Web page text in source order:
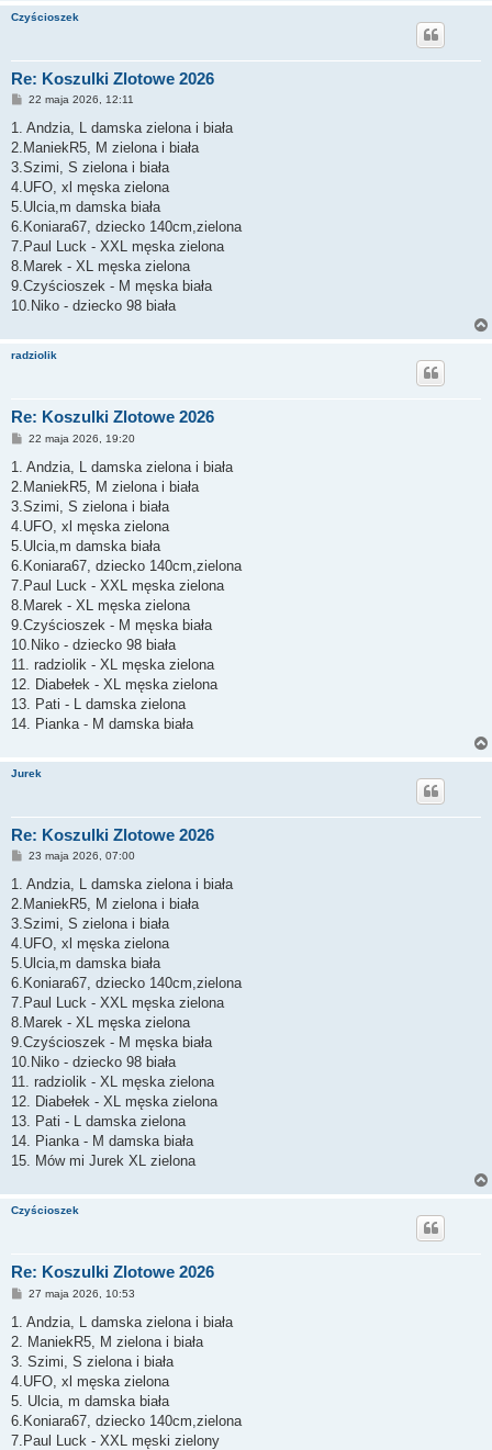
Czyścioszek
Re: Koszulki Zlotowe 2026
P
s
22 maja 2026, 12:11
1. Andzia, L damska zielona i biała
2.ManiekR5, M zielona i biała
3.Szimi, S zielona i biała
4.UFO, xl męska zielona
5.Ulcia,m damska biała
6.Koniara67, dziecko 140cm,zielona
7.Paul Luck - XXL męska zielona
8.Marek - XL męska zielona
9.Czyścioszek - M męska biała
10.Niko - dziecko 98 biała
radziolik
Re: Koszulki Zlotowe 2026
P
s
22 maja 2026, 19:20
1. Andzia, L damska zielona i biała
2.ManiekR5, M zielona i biała
3.Szimi, S zielona i biała
4.UFO, xl męska zielona
5.Ulcia,m damska biała
6.Koniara67, dziecko 140cm,zielona
7.Paul Luck - XXL męska zielona
8.Marek - XL męska zielona
9.Czyścioszek - M męska biała
10.Niko - dziecko 98 biała
11. radziolik - XL męska zielona
12. Diabełek - XL męska zielona
13. Pati - L damska zielona
14. Pianka - M damska biała
Jurek
Re: Koszulki Zlotowe 2026
P
s
23 maja 2026, 07:00
1. Andzia, L damska zielona i biała
2.ManiekR5, M zielona i biała
3.Szimi, S zielona i biała
4.UFO, xl męska zielona
5.Ulcia,m damska biała
6.Koniara67, dziecko 140cm,zielona
7.Paul Luck - XXL męska zielona
8.Marek - XL męska zielona
9.Czyścioszek - M męska biała
10.Niko - dziecko 98 biała
11. radziolik - XL męska zielona
12. Diabełek - XL męska zielona
13. Pati - L damska zielona
14. Pianka - M damska biała
15. Mów mi Jurek XL zielona
Czyścioszek
Re: Koszulki Zlotowe 2026
P
s
27 maja 2026, 10:53
1. Andzia, L damska zielona i biała
2. ManiekR5, M zielona i biała
3. Szimi, S zielona i biała
4.UFO, xl męska zielona
5. Ulcia, m damska biała
6.Koniara67, dziecko 140cm,zielona
7.Paul Luck - XXL męski zielony